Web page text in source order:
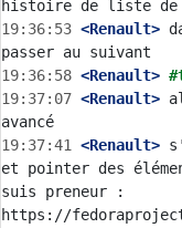
19:36:53 <Renault>
19:36:58 <Renault>
19:37:07 <Renault>
19:37:41
<Renault>
et pointer des
suis preneur :
https://